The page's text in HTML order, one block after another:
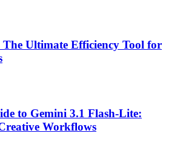
Ultimate Efficiency Tool for
to Gemini 3.1 Flash-Lite:
Workflows